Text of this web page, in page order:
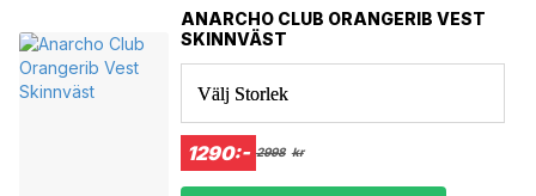
ANARCHO CLUB ORANGERIB VEST
SKINNVÄST
Välj Storlek
1290:- 2998 kr